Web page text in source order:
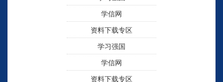
学信网
资料下载专区
学习强国
学信网
资料下载专区